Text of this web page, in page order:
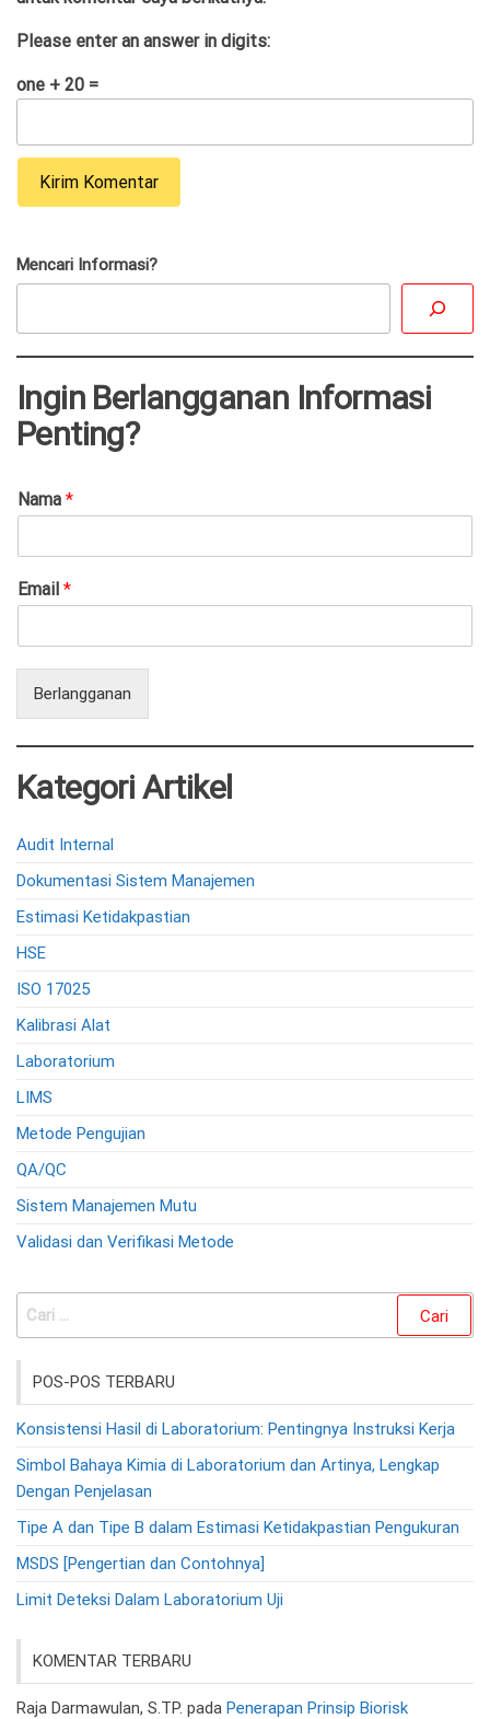
Please enter an answer in digits:
one + 20 =
Mencari Informasi?
Ingin Berlangganan Informasi
Penting?
Nama *
Email *
Berlangganan
Kategori Artikel
Audit Internal
Dokumentasi Sistem Manajemen
Estimasi Ketidakpastian
HSE
ISO 17025
Kalibrasi Alat
Laboratorium
LIMS
Metode Pengujian
QA/QC
Sistem Manajemen Mutu
Validasi dan Verifikasi Metode
Cari
POS-POS TERBARU
Konsistensi Hasil di Laboratorium: Pentingnya Instruksi Kerja
Simbol Bahaya Kimia di Laboratorium dan Artinya, Lengkap
Dengan Penjelasan
Tipe A dan Tipe B dalam Estimasi Ketidakpastian Pengukuran
MSDS [Pengertian dan Contohnya]
Limit Deteksi Dalam Laboratorium Uji
KOMENTAR TERBARU
Raja Darmawulan, S.TP. pada Penerapan Prinsip Biorisk